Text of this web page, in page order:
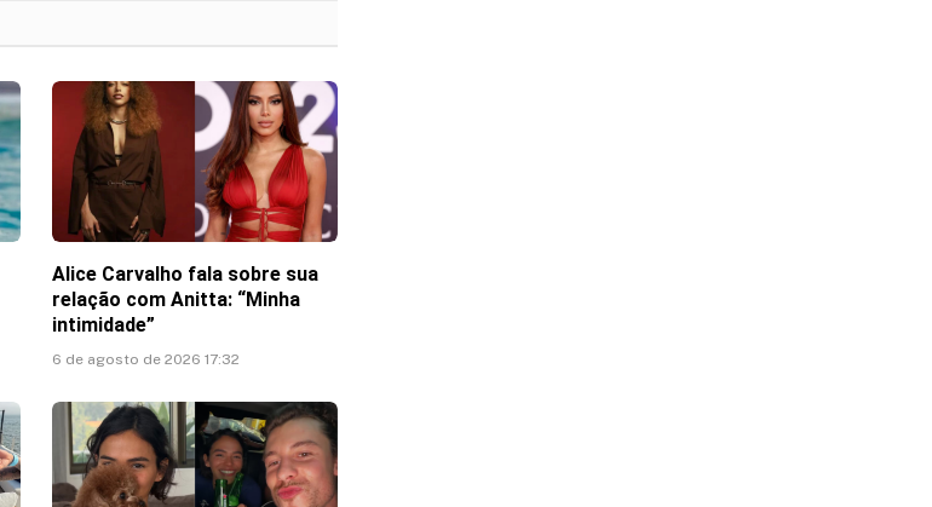
Alice Carvalho fala sobre sua
relação com Anitta: “Minha
intimidade”
6 de agosto de 2026 17:32